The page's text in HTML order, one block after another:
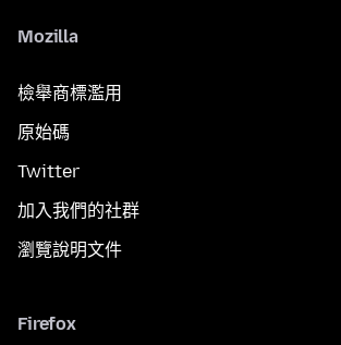
Mozilla
檢舉商標濫用
原始碼
Twitter
加入我們的社群
瀏覽說明文件
Firefox